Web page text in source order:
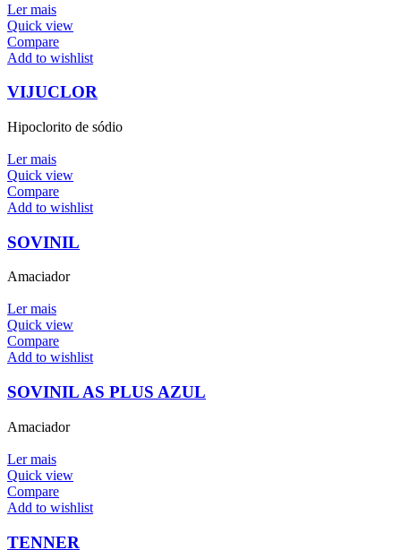
Ler mais
Quick view
Compare
Add to wishlist
VIJUCLOR
Hipoclorito de sódio
Ler mais
Quick view
Compare
Add to wishlist
SOVINIL
Amaciador
Ler mais
Quick view
Compare
Add to wishlist
SOVINIL AS PLUS AZUL
Amaciador
Ler mais
Quick view
Compare
Add to wishlist
TENNER